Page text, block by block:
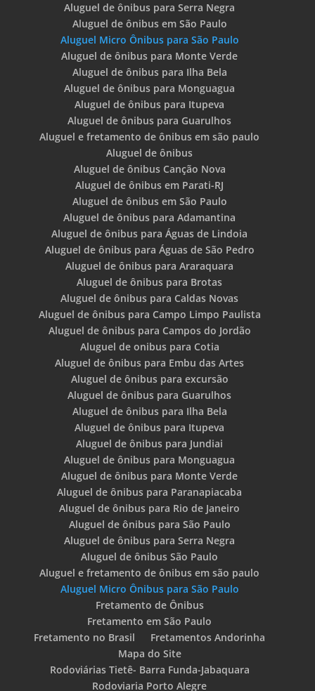
Aluguel de ônibus para Serra Negra
Aluguel de ônibus em São Paulo
Aluguel Micro Ônibus para São Paulo
Aluguel de ônibus para Monte Verde
Aluguel de ônibus para Ilha Bela
Aluguel de ônibus para Monguagua
Aluguel de ônibus para Itupeva
Aluguel de ônibus para Guarulhos
Aluguel e fretamento de ônibus em são paulo
Aluguel de ônibus
Aluguel de ônibus Canção Nova
Aluguel de ônibus em Parati-RJ
Aluguel de ônibus em São Paulo
Aluguel de ônibus para Adamantina
Aluguel de ônibus para Águas de Lindoia
Aluguel de ônibus para Águas de São Pedro
Aluguel de ônibus para Araraquara
Aluguel de ônibus para Brotas
Aluguel de ônibus para Caldas Novas
Aluguel de ônibus para Campo Limpo Paulista
Aluguel de ônibus para Campos do Jordão
Aluguel de onibus para Cotia
Aluguel de ônibus para Embu das Artes
Aluguel de ônibus para excursão
Aluguel de ônibus para Guarulhos
Aluguel de ônibus para Ilha Bela
Aluguel de ônibus para Itupeva
Aluguel de ônibus para Jundiai
Aluguel de ônibus para Monguagua
Aluguel de ônibus para Monte Verde
Aluguel de ônibus para Paranapiacaba
Aluguel de ônibus para Rio de Janeiro
Aluguel de ônibus para São Paulo
Aluguel de ônibus para Serra Negra
Aluguel de ônibus São Paulo
Aluguel e fretamento de ônibus em são paulo
Aluguel Micro Ônibus para São Paulo
Fretamento de Ônibus
Fretamento em São Paulo
Fretamento no Brasil
Fretamentos Andorinha
Mapa do Site
Rodoviárias Tietê- Barra Funda-Jabaquara
Rodoviaria Porto Alegre